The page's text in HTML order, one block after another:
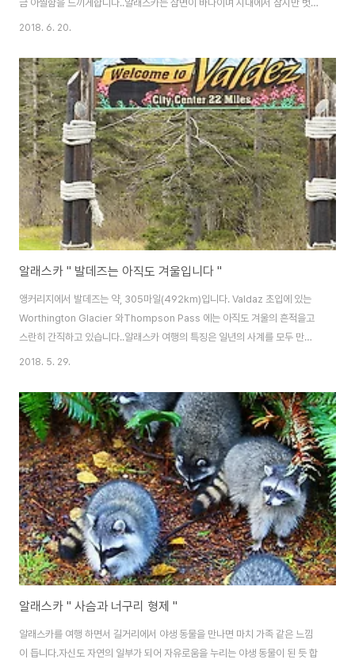
금 아찔함을 느끼게합니다..알래스카는 삼면이 바다이며 시내에서 잠시만 벗어
나도 만나는 바다인지라 , 바다에서 즐기는아웃도어들이 많습니다..오늘은 날
다.마음만 먹는다면 , 다양한 아웃도어를 즐길 수 있는천혜의 자연환경은 알래
스카만의 매력이기도 합니다..그럼 카이트 서핑의 세계로 들어가 보도록 하겠
습니다...카이트 서핑은 일명 fly surfing으로 불리우기도 합니다.정말 가슴 짜
릿한 장면 아닌가요?. .주인장은 서핑을 즐기고 강아지는 오수를 즐깁니다.주위
에 차량들이 씽씽 달리면서 ..
2018. 6. 20.
알래스카 " 발데즈는 아직도 겨울입니다 "
앵커리지에서 발데즈는 약, 305마일(492km)입니다. Valdaz 초입에 있는
Worthington Glacier 와Thompson Pass 에는 아직도 겨울의 흔적을고
스란히 간직하고 있습니다..알래스카 여행의 특징은 일년의 사계를 모두 만나
볼 수 있다는 묘미가 있습니다.여름에 만나는 설산과 눈이 시원해지는 겨울풍
다양한 폭포와 해발845m 의 진풍경을 소개합니다...Valdaz를 방문하면 어김
없이 여기서 인증샷을찍는 명소이기도 합니다.. .탐슨 패스에 있는
Worthington Glacier 입니다.. .빙하 입구부터 눈이 쌓여 진입이 불가합니
다.. .워싱턴 빙하로 접근하는 도로가 모두 눈으로 덮혀있습니다.. .눈을 뭉쳐
눈..
2018. 5. 29.
알래스카 " 사슴과 너구리 형제 "
알래스카를 여행 하면서 길거리에서 야생 동물을 만나면 마치 가족 같은 느낌
이 듭니다.자신도 자연의 일부가 되어 자유로움을 누리는 야생 동물이 된 듯 합